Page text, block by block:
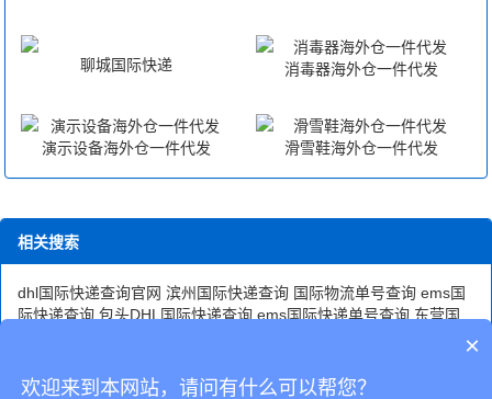
聊城国际快递 消毒器海外仓一件代发
演示设备海外仓一件代发 滑雪鞋海外仓一件代发
相关搜索
dhl国际快递查询官网 滨州国际快递查询 国际物流单号查询 ems国
际快递查询 包头DHL国际快递查询 ems国际快递单号查询 东营国
温州国际快
递单号查询 新疆国际快递查询 国际快递查询单号查询
×
欢迎来到本网站，请问有什么可以帮您？